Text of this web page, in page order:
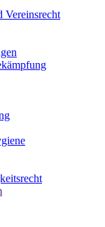
Vereinsrecht